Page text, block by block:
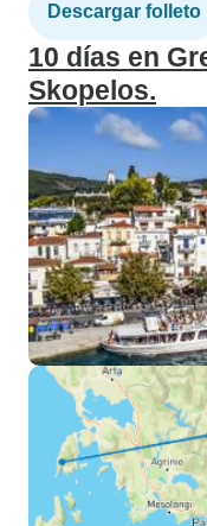
Descargar folleto
10 días en
Skopelos.